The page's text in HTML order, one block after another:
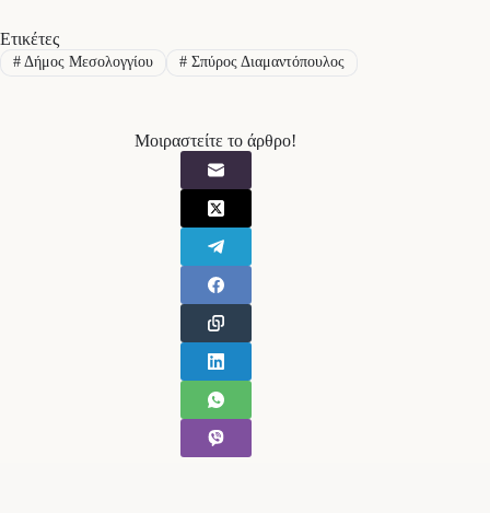
Ετικέτες
#Δήμος Μεσολογγίου #Σπύρος Διαμαντόπουλος
Μοιραστείτε το άρθρο!